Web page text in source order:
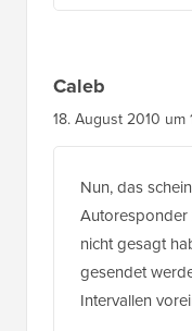
Caleb
18. August 2010 um
Nun, das
Autoresponder
nicht gesagt
gesendet
Intervallen